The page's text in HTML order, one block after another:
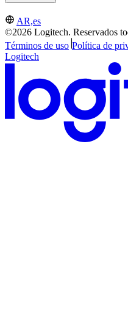
AR,es
©2026 Logitech. Reservados
Términos de uso Política de
Logitech